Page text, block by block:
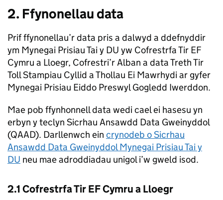
2. Ffynonellau data
Prif ffynonellau’r data pris a dalwyd a ddefnyddir
ym Mynegai Prisiau Tai y DU yw Cofrestrfa Tir EF
Cymru a Lloegr, Cofrestri’r Alban a data Treth Tir
Toll Stampiau Cyllid a Thollau Ei Mawrhydi ar gyfer
Mynegai Prisiau Eiddo Preswyl Gogledd Iwerddon.
Mae pob ffynhonnell data wedi cael ei hasesu yn
erbyn y teclyn Sicrhau Ansawdd Data Gweinyddol
(QAAD). Darllenwch ein crynodeb o Sicrhau
Ansawdd Data Gweinyddol Mynegai Prisiau Tai y
DU neu mae adroddiadau unigol i’w gweld isod.
2.1 Cofrestrfa Tir EF Cymru a Lloegr